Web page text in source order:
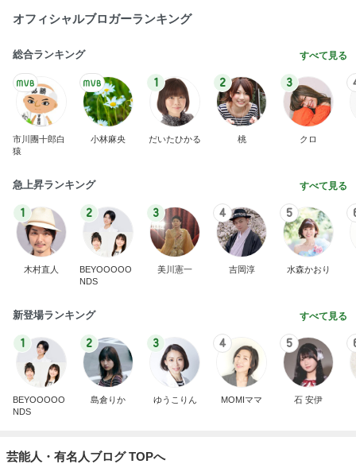
オフィシャルブロガーランキング
総合ランキング すべて見る
市川團十郎白
猿
小林麻央
1
だいたひかる
2
桃
3
クロ
急上昇ランキング すべて見る
1
木村直人
2
BEYOOOOO
NDS
3
美川憲一
4
吉岡淳
5
水森かおり
新登場ランキング すべて見る
1
BEYOOOOO
NDS
2
島倉りか
3
ゆうこりん
4
MOMIママ
5
石 安伊
芸能人・有名人ブログ TOPへ